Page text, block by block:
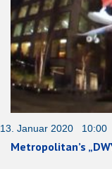
13. Januar 2020 10:00
Metropolitan’s